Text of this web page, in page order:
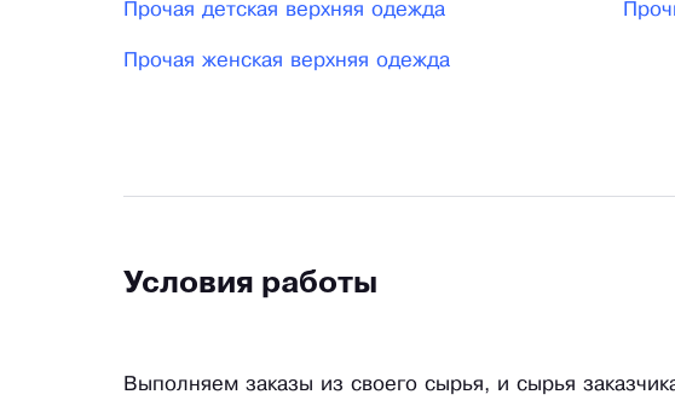
Прочая детская верхняя одежда
Прочая женская верхняя одежда
Условия работы
Выполняем заказы из своего сырья, и сырья